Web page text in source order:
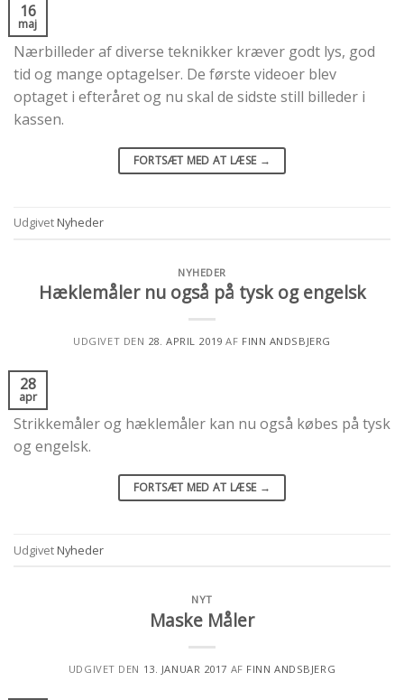
16
maj
Nærbilleder af diverse teknikker kræver godt lys, god
tid og mange optagelser. De første videoer blev
optaget i efteråret og nu skal de sidste still billeder i
kassen.
FORTSÆT MED AT LÆSE →
Udgivet Nyheder
NYHEDER
Hæklemåler nu også på tysk og engelsk
UDGIVET DEN 28. APRIL 2019 AF FINN ANDSBJERG
28
apr
Strikkemåler og hæklemåler kan nu også købes på tysk
og engelsk.
FORTSÆT MED AT LÆSE →
Udgivet Nyheder
NYT
Maske Måler
UDGIVET DEN 13. JANUAR 2017 AF FINN ANDSBJERG